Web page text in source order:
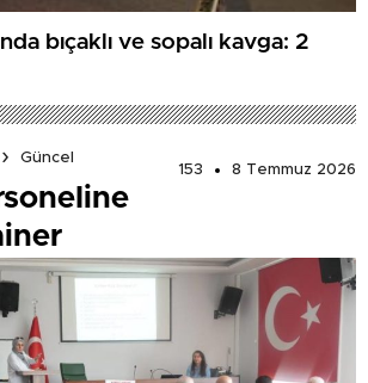
bıçaklı ve sopalı kavga: 2
Güncel
153
8 Temmuz 2026